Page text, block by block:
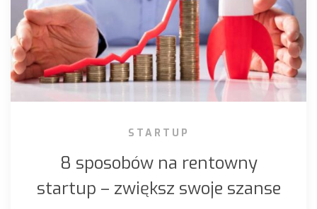
STARTUP
8 sposobów na rentowny
startup – zwiększ swoje szanse